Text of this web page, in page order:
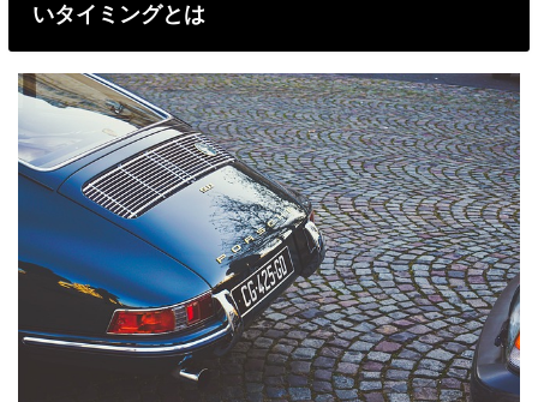
いタイミングとは